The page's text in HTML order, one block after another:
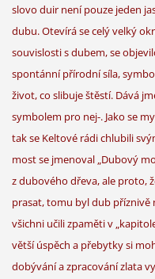
slovo duir není pouze jeden
dubu. Otevírá se celý velký
souvislosti s dubem, se
spontánní přírodní síla,
život, co slibuje štěstí. Dává
symbolem pro nej-. Jako se
tak se Keltové rádi chlubili
most se jmenoval „Dubový
z dubového dřeva, ale proto,
prasat, tomu byl dub příznivě
všichni učili zpaměti v
větší úspěch a přebytky si
dobývání a zpracování zlata